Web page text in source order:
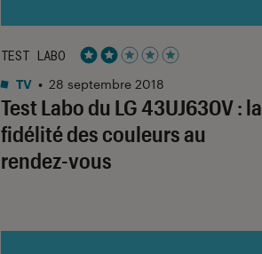
Test Labo du LG 43UJ630V : la
fidélité des couleurs au
rendez-vous
TEST LABO
Noté 2 étoiles sur 5
TV • 28 septembre 2018